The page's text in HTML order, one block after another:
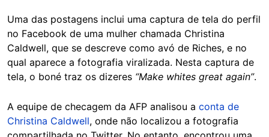
Uma das postagens inclui uma captura de tela do perfil
no Facebook de uma mulher chamada Christina
Caldwell, que se descreve como avó de Riches, e no
qual aparece a fotografia viralizada. Nesta captura de
tela, o boné traz os dizeres “Make whites great again”.
A equipe de checagem da AFP analisou a conta de
Christina Caldwell, onde não localizou a fotografia